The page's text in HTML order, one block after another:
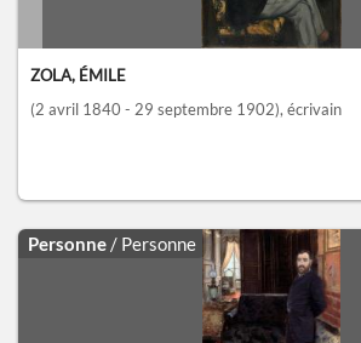
ZOLA, ÉMILE
(2 avril 1840 - 29 septembre 1902), écrivain
Personne / Personne